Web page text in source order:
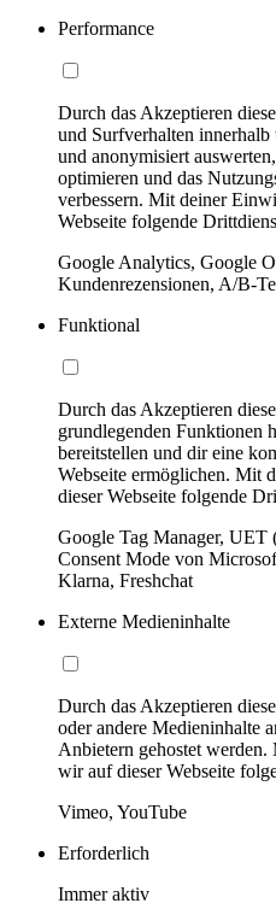
Performance
Durch das Akzeptieren
und Surfverhalten innerhalb
und anonymisiert
optimieren und das
verbessern. Mit deiner
Webseite folgende
Google Analytics, Google
Kundenrezensionen, A/B-
Funktional
Durch das Akzeptieren
grundlegenden Funktionen
bereitstellen und dir eine
Webseite ermöglichen. Mit
dieser Webseite folgende
Google Tag Manager,
Consent Mode von
Klarna, Freshchat
Externe Medieninhalte
Durch das Akzeptieren
oder andere Medieninhalte
Anbietern gehostet
wir auf dieser Webseite
Vimeo, YouTube
Erforderlich
Immer aktiv